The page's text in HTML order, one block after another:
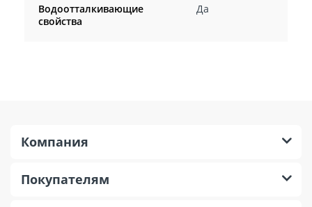
Водоотталкивающие
свойства
Да
Компания
Покупателям